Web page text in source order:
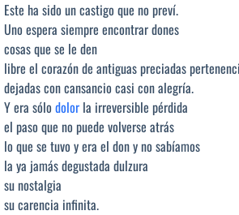
Este ha sido un castigo que no preví.
Uno espera siempre encontrar dones
cosas que se le den
libre el corazón de antiguas preciadas
dejadas con cansancio casi con alegría.
Y era sólo dolor la irreversible pérdida
el paso que no puede volverse atrás
lo que se tuvo y era el don y no sabíamos
la ya jamás degustada dulzura
su nostalgia
su carencia infinita.